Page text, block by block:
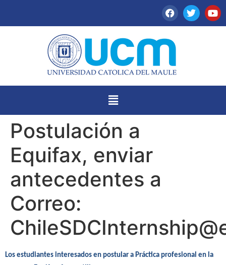
Postulación a
Equifax, enviar
antecedentes a
Correo:
Los estudiantes interesados en postular a Práctica profesional en la